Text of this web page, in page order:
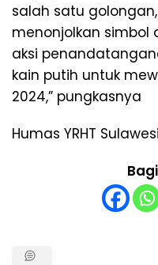
salah satu
menonjolkan simbol
aksi
kain putih untuk
2024,” pungkasnya
Humas YRHT